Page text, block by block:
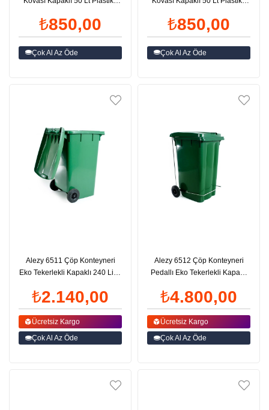
₺850,00
Çok Al Az Öde
₺850,00
Çok Al Az Öde
Alezy 6511 Çöp Konteyneri
Eko Tekerlekli Kapaklı 240 Litre
₺2.140,00
Ücretsiz Kargo
Çok Al Az Öde
Alezy 6512 Çöp Konteyneri
Pedallı Eko Tekerlekli Kapaklı
₺4.800,00
Ücretsiz Kargo
Çok Al Az Öde